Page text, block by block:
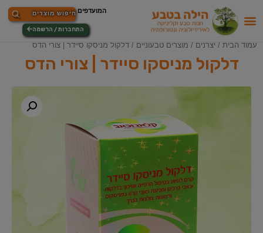
התחברות / הרשמה
עמוד הבית / יצרנים / מוצרים טבעוניים / דלקול מניסקו סיידר | צורי הדס
דלקול מניסקו סיידר | צורי הדס